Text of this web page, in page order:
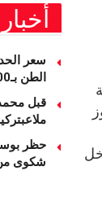
الطن بـ36000 جنيه
قبل
شكوى من